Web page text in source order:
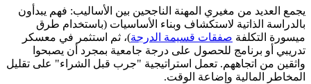
يجمع العديد من مغيري المهنة الناجحين بين الأساليب: فهم يبدأون
بالدراسة الذاتية لاستكشاف وبناء الأساسيات (باستخدام طرق
ميسورة التكلفة صفقات قسيمة الدرجة)، ثم استثمر في معسكر
تدريبي أو برنامج للحصول على درجة جامعية بمجرد أن يصبحوا
واثقين من اتجاههم. تعمل استراتيجية "جرب قبل الشراء" على تقليل
المخاطر المالية وإضاعة الوقت.